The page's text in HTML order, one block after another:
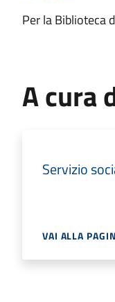
Per la Biblioteca
A cura
Servizio
VAI ALLA